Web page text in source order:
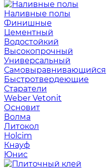
Наливные полы
Финишные
Цементный
Водостойкий
Высокопрочный
Универсальный
Самовыравнивающийся
Быстротвердеющие
Старатели
Weber Vetonit
Основит
Волма
Литокол
Holcim
Кнауф
Юнис